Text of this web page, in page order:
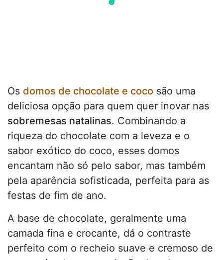
Os domos de chocolate e coco são uma
deliciosa opção para quem quer inovar nas
sobremesas natalinas. Combinando a
riqueza do chocolate com a leveza e o
sabor exótico do coco, esses domos
encantam não só pelo sabor, mas também
pela aparência sofisticada, perfeita para as
festas de fim de ano.
A base de chocolate, geralmente uma
camada fina e crocante, dá o contraste
perfeito com o recheio suave e cremoso de